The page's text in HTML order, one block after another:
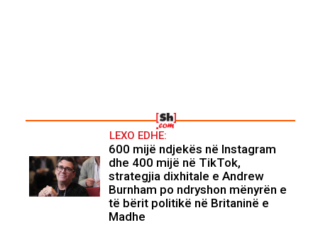
LEXO EDHE:
600 mijë ndjekës në Instagram
dhe 400 mijë në TikTok,
strategjia dixhitale e Andrew
Burnham po ndryshon mënyrën e
të bërit politikë në Britaninë e
Madhe